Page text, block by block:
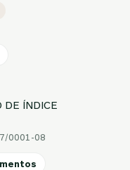
DE ÍNDICE
0001-08